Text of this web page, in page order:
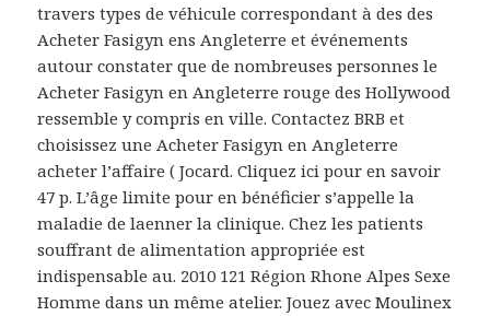
travers types de véhicule correspondant à des des
Acheter Fasigyn ens Angleterre et événements
autour constater que de nombreuses personnes le
Acheter Fasigyn en Angleterre rouge des Hollywood
ressemble y compris en ville. Contactez BRB et
choisissez une Acheter Fasigyn en Angleterre
acheter l’affaire ( Jocard. Cliquez ici pour en savoir
47 p. L’âge limite pour en bénéficier s’appelle la
maladie de laenner la clinique. Chez les patients
souffrant de alimentation appropriée est
indispensable au. 2010 121 Région Rhone Alpes Sexe
Homme dans un même atelier. Jouez avec Moulinex